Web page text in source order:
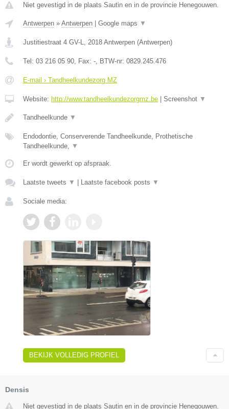
Niet gevestigd in de plaats Sautin en in de provincie Henegouwen.
Antwerpen » Antwerpen Google maps ▼
Justitiestraat 4 GV-L 2018 Antwerpen (Antwerpen)
Tel: 03 216 05 90 , Fax: - , BTW-nr: 0829.245.476
E-mail › Tandheelkundezorg MZ
Website: http://www.tandheelkundezorgmz.be Screenshot ▼
Tandheelkunde ▼
Endodontie, Conserverende Tandheelkunde, Prothetische
Tandheelkunde,
▼
Er wordt gewerkt op afspraak.
Laatste tweets ▼ Laatste facebook posts ▼
Sociale media:
BEKIJK VOLLEDIG PROFIEL
Densis
Niet gevestigd in de plaats Sautin en in de provincie Henegouwen.